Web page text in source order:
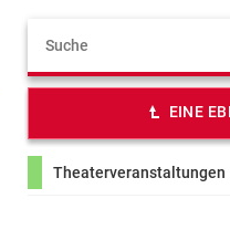
EINE
Theaterveranstaltungen